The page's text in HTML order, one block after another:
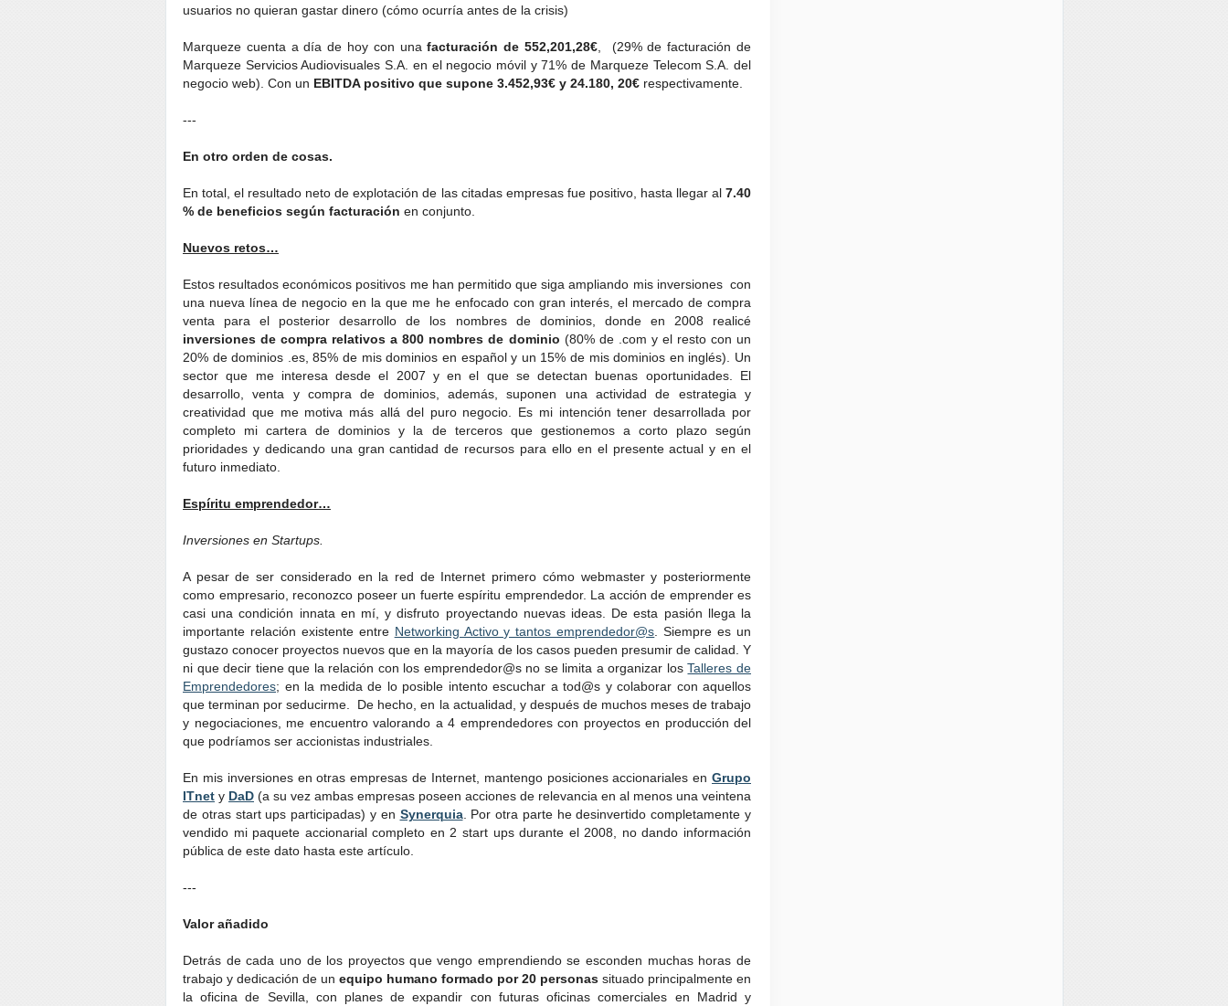
usuarios no quieran gastar dinero (cómo ocurría antes de la crisis)
Marqueze cuenta a día de hoy con unafacturación de 552,201,28€ , (29% de facturación de
Marqueze Servicios Audiovisuales S.A. en el negocio móvil y 71% de Marqueze Telecom S.A. del
negocio web). Con un EBITDA positivo que supone 3.452,93€ y 24.180, 20€ respectivamente.
---
En otro orden de cosas.
En total, el resultado neto de explotación de las citadas empresas fue positivo, hasta llegar al 7.40
% de beneficios según facturación en conjunto.
Nuevos retos…
Estos resultados económicos positivos me han permitido que siga ampliando mis inversiones con
una nueva línea de negocio en la que me he enfocado con gran interés, el mercado de compra
venta para el posterior desarrollo de los nombres de dominios, donde en 2008 realicé
inversiones de compra relativos a 800 nombres de dominio (80% de .com y el resto con un
20% de dominios .es, 85% de mis dominios en español y un 15% de mis dominios en inglés). Un
sector que me interesa desde el 2007 y en el que se detectan buenas oportunidades. El
desarrollo, venta y compra de dominios, además, suponen una actividad de estrategia y
creatividad que me motiva más allá del puro negocio. Es mi intención tener desarrollada por
completo mi cartera de dominios y la de terceros que gestionemos a corto plazo según
prioridades y dedicando una gran cantidad de recursos para ello en el presente actual y en el
futuro inmediato.
Espíritu emprendedor…
Inversiones en Startups.
A pesar de ser considerado en la red de Internet primero cómo webmaster y posteriormente
como empresario, reconozco poseer un fuerte espíritu emprendedor. La acción de emprender es
casi una condición innata en mí, y disfruto proyectando nuevas ideas. De esta pasión llega la
importante relación existente entre Networking Activo y tantos emprendedor@s . Siempre es un
gustazo conocer proyectos nuevos que en la mayoría de los casos pueden presumir de calidad. Y
ni que decir tiene que la relación con los emprendedor@s no se limita a organizar losTalleres de
Emprendedores; en la medida de lo posible intento escuchar a tod@s y colaborar con aquellos
que terminan por seducirme. De hecho, en la actualidad, y después de muchos meses de trabajo
y negociaciones, me encuentro valorando a 4 emprendedores con proyectos en producción del
que podríamos ser accionistas industriales.
En mis inversiones en otras empresas de Internet, mantengo posiciones accionariales en Grupo
ITnet y DaD (a su vez ambas empresas poseen acciones de relevancia en al menos una veintena
de otras start ups participadas) y en Synerquia. Por otra parte he desinvertido completamente y
vendido mi paquete accionarial completo en 2 start ups durante el 2008, no dando información
pública de este dato hasta este artículo.
---
Valor añadido
Detrás de cada uno de los proyectos que vengo emprendiendo se esconden muchas horas de
trabajo y dedicación de un equipo humano formado por 20 personas situado principalmente en
la oficina de Sevilla, con planes de expandir con futuras oficinas comerciales en Madrid y